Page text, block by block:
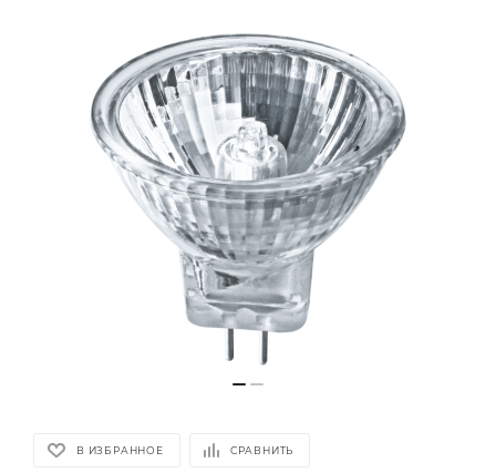
В ИЗБРАННОЕ СРАВНИТЬ